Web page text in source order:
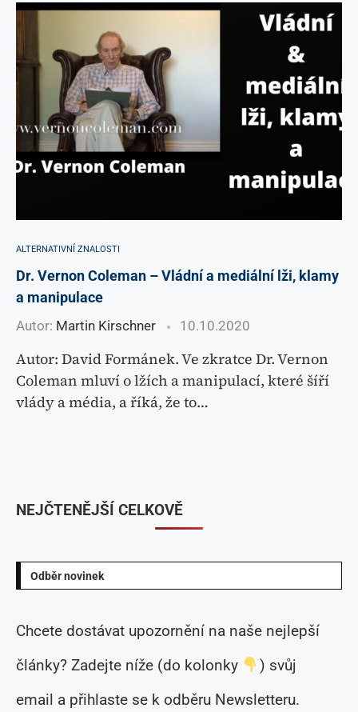
ALTERNATIVNÍ ZNALOSTI
Dr. Vernon Coleman – Vládní a mediální lži, klamy
a manipulace
Autor: Martin Kirschner 10.10.2020
Autor: David Formánek. Ve zkratce Dr. Vernon
Coleman mluví o lžích a manipulací, které šíří
vlády a média, a říká, že to…
Odběr novinek
Chcete dostávat upozornění na naše nejlepší
články? Zadejte níže (do kolonky
) svůj
email a přihlaste se k odběru Newsletteru.
NEJČTENĚJŠÍ CELKOVĚ